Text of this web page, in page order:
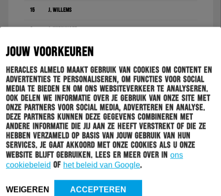
JOUW VOORKEUREN
Heracles Almelo maakt gebruik van cookies om content en
advertenties te personaliseren, om functies voor social
media te bieden en om ons websiteverkeer te analyseren.
Ook delen we informatie over je gebruik van onze site met
onze partners voor social media, adverteren en analyse.
Deze partners kunnen deze gegevens combineren met
andere informatie die jij aan ze heeft verstrekt of die ze
hebben verzameld op basis van jouw gebruik van hun
services. Je gaat akkoord met onze cookies als u onze
website blijft gebruiken. Lees er meer over in ons
cookiebeleid of het beleid van Google.
WEIGEREN ACCEPTEREN
15 J. Willems
29 E. Hansson
8. M. Engels (56')
14 B. De Keersmaecker
18 M. Vejinović
17. T. Bruns (46')
5 J. Bruijn
7. B. Limbombe (56')